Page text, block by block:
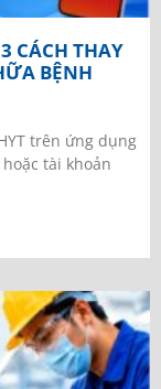
CÁCH THAY
BỆNH
trên ứng dụng
hoặc tài khoản